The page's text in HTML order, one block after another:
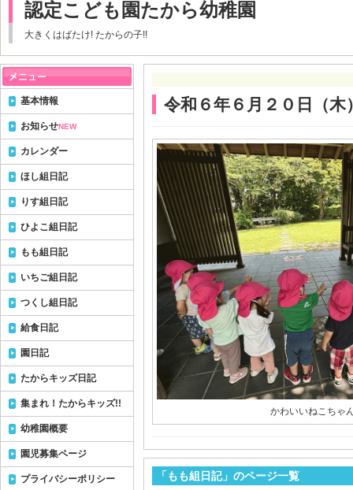
認定こども園たから幼稚園
大きくはばたけ! たからの子!!
令和６年６月２０日（木
かわいいねこちゃ
「もも組日記」のページ一覧
基本情報
お知らせNEW
カレンダー
ほし組日記
りす組日記
ひよこ組日記
もも組日記
いちご組日記
つくし組日記
給食日記
園日記
たからキッズ日記
集まれ！たからキッズ!!
幼稚園概要
園児募集ページ
プライバシーポリシー